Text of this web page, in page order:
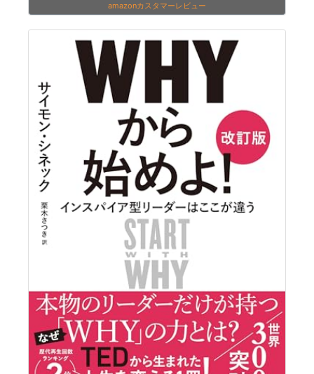
amazonカスタマーレビュー